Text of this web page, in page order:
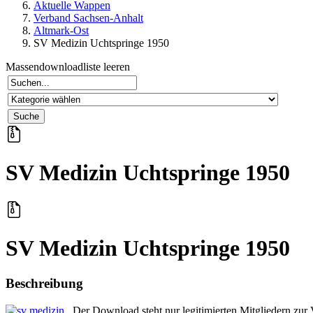
Aktuelle Wappen
Verband Sachsen-Anhalt
Altmark-Ost
SV Medizin Uchtspringe 1950
Massendownloadliste leeren
SV Medizin Uchtspringe 1950
SV Medizin Uchtspringe 1950
Beschreibung